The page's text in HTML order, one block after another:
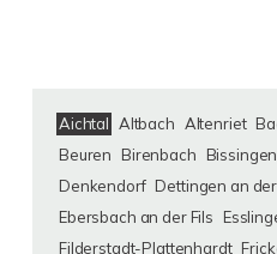
Aichtal Altbach Altenriet
Beuren
Birenbach
Denkendorf Dettingen an
Ebersbach an der Fils
Filderstadt-Plattenhardt